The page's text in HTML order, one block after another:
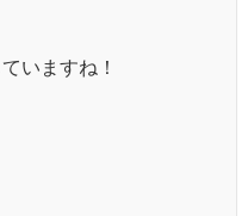
いますね！